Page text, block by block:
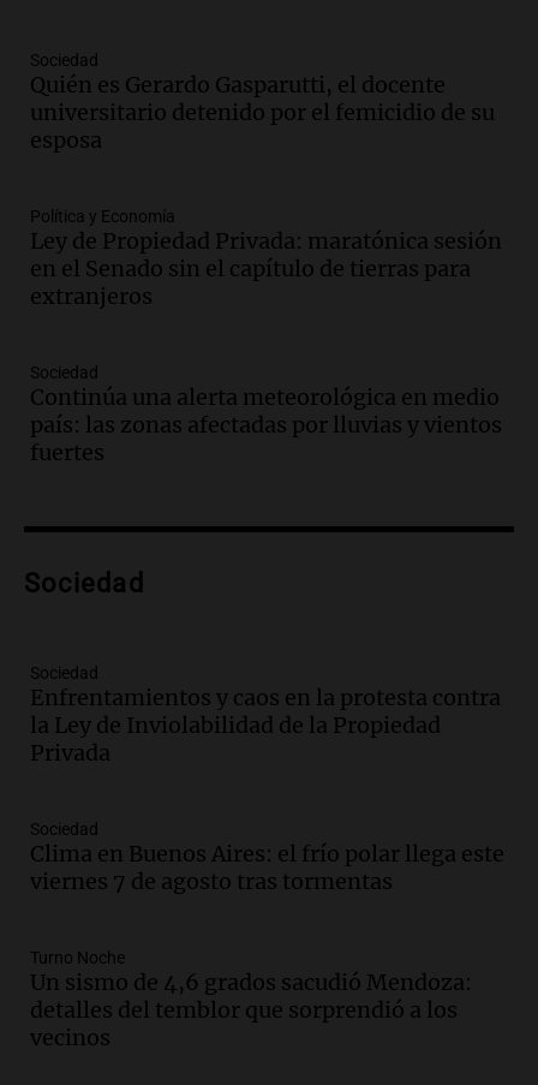
en suspenso a hombre por simular robo
de recaudación en San Luis
Panorama Federal
Episodios
ayuda por problemas de fertilidad y la
ostentación de millonarios
Amamos Argentina
Episodios
avanza con testimonios clave sobre el
accidente en Villa Dolores
Panorama Federal
tributo todos los jueves
Episodios
sea, va a ser lindo”
La Cadena del Gol
Episodios
Audio.
mano es muy peligroso”
La Argentina, hoy
Episodios
sobre los parques educativos
Amamos Argentina
Episodios
Audio.
Sociedad
Quién es Gerardo Gasparutti, el docente
universitario detenido por el femicidio de su
esposa
Política y Economía
Ley de Propiedad Privada: maratónica sesión
en el Senado sin el capítulo de tierras para
extranjeros
Sociedad
Continúa una alerta meteorológica en medio
país: las zonas afectadas por lluvias y vientos
fuertes
Sociedad
Sociedad
Enfrentamientos y caos en la protesta contra
la Ley de Inviolabilidad de la Propiedad
Privada
Sociedad
Clima en Buenos Aires: el frío polar llega este
viernes 7 de agosto tras tormentas
Turno Noche
Un sismo de 4,6 grados sacudió Mendoza:
detalles del temblor que sorprendió a los
vecinos